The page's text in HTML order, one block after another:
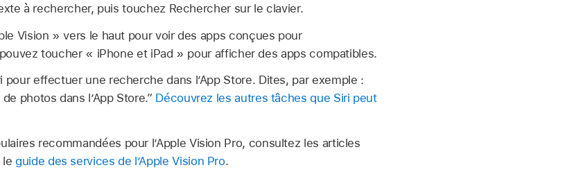
à rechercher, puis touchez Rechercher sur le clavier.
Vision » vers le haut pour voir des apps conçues pour
toucher « iPhone et iPad » pour afficher des apps compatibles.
effectuer une recherche dans l’App Store. Dites, par exemple :
photos dans l’App Store.” Découvrez les autres tâches que Siri peut
recommandées pour l’Apple Vision Pro, consultez les articles
leguide des services de l’Apple Vision Pro.